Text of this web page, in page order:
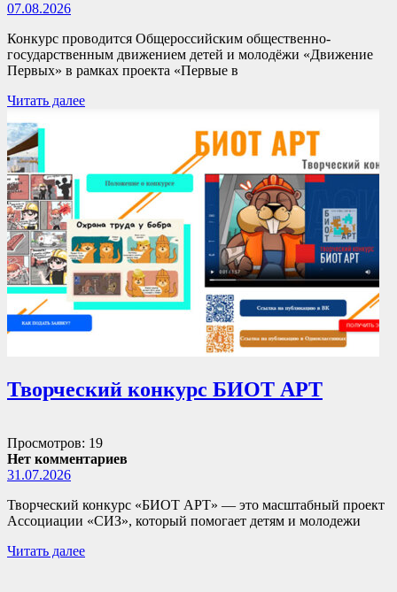
07.08.2026
Конкурс проводится Общероссийским общественно-
государственным движением детей и молодёжи «Движение
Первых» в рамках проекта «Первые в
Читать далее
Творческий конкурс БИОТ АРТ
Просмотров: 19
Нет комментариев
31.07.2026
Творческий конкурс «БИОТ АРТ» — это масштабный проект
Ассоциации «СИЗ», который помогает детям и молодежи
Читать далее